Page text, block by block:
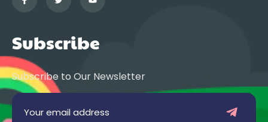
Subscribe
Subscribe to Our Newsletter